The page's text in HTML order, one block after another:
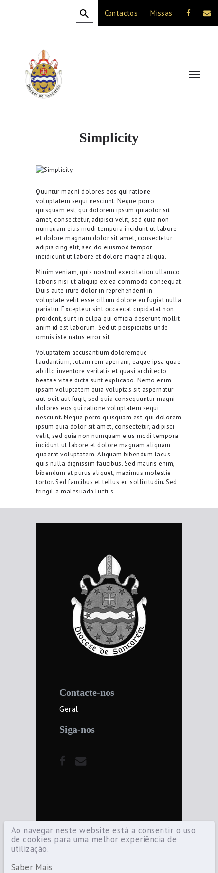
Ao navegar neste website está a consentir o uso
de cookies para uma melhor experiência de
utilização.
Saber Mais
Contactos Missas
Simplicity
A DIOCESE
CELEBRAÇÃO
VIDA CRISTÃ
NOTÍCIAS
Quuntur magni dolores eos qui ratione
voluptatem sequi nesciunt. Neque porro
quisquam est, qui dolorem ipsum quiaolor sit
amet, consectetur, adipisci velit, sed quia non
numquam eius modi tempora incidunt ut labore
et dolore magnam dolor sit amet, consectetur
adipisicing elit, sed do eiusmod tempor
incididunt ut labore et dolore magna aliqua.
Minim veniam, quis nostrud exercitation ullamco
laboris nisi ut aliquip ex ea commodo consequat.
Duis aute irure dolor in reprehenderit in
voluptate velit esse cillum dolore eu fugiat nulla
pariatur. Excepteur sint occaecat cupidatat non
proident, sunt in culpa qui officia deserunt mollit
anim id est laborum. Sed ut perspiciatis unde
omnis iste natus error sit.
Voluptatem accusantium doloremque
laudantium, totam rem aperiam, eaque ipsa quae
ab illo inventore veritatis et quasi architecto
beatae vitae dicta sunt explicabo. Nemo enim
ipsam voluptatem quia voluptas sit aspernatur
aut odit aut fugit, sed quia consequuntur magni
dolores eos qui ratione voluptatem sequi
nesciunt. Neque porro quisquam est, qui dolorem
ipsum quia dolor sit amet, consectetur, adipisci
velit, sed quia non numquam eius modi tempora
incidunt ut labore et dolore magnam aliquam
quaerat voluptatem. Aliquam bibendum lacus
quis nulla dignissim faucibus. Sed mauris enim,
bibendum at purus aliquet, maximus molestie
tortor. Sed faucibus et tellus eu sollicitudin. Sed
fringilla malesuada luctus.
Contacte-nos
Geral
Siga-nos
©2021 Diocese de Santarém — Todos os
direitos reservados.